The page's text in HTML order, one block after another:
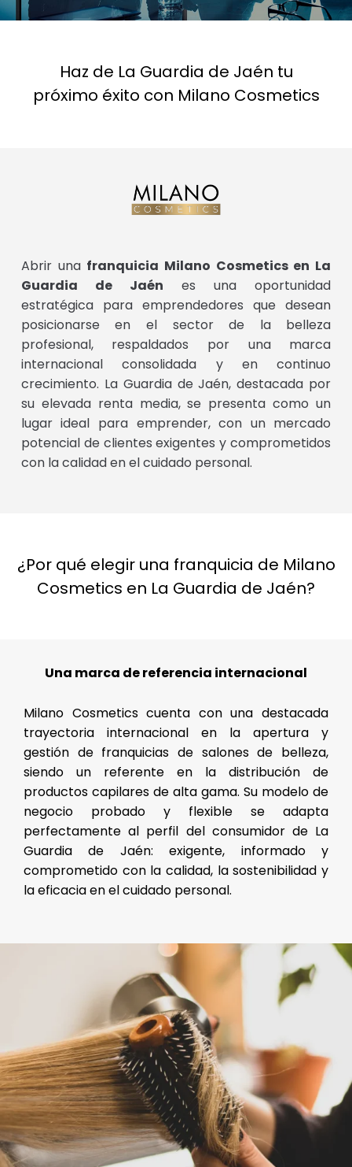
Haz de La Guardia de Jaén tu
próximo éxito con Milano Cosmetics
Abrir una franquicia Milano Cosmetics en La
Guardia de Jaén es una oportunidad
estratégica para emprendedores que desean
posicionarse en el sector de la belleza
profesional, respaldados por una marca
internacional consolidada y en continuo
crecimiento. La Guardia de Jaén, destacada por
su elevada renta media, se presenta como un
lugar ideal para emprender, con un mercado
potencial de clientes exigentes y comprometidos
con la calidad en el cuidado personal.
¿Por qué elegir una franquicia de Milano
Cosmetics en La Guardia de Jaén?
Una marca de referencia internacional
Milano Cosmetics cuenta con una destacada
trayectoria internacional en la apertura y
gestión de franquicias de salones de belleza,
siendo un referente en la distribución de
productos capilares de alta gama. Su modelo de
negocio probado y flexible se adapta
perfectamente al perfil del consumidor de La
Guardia de Jaén: exigente, informado y
comprometido con la calidad, la sostenibilidad y
la eficacia en el cuidado personal.